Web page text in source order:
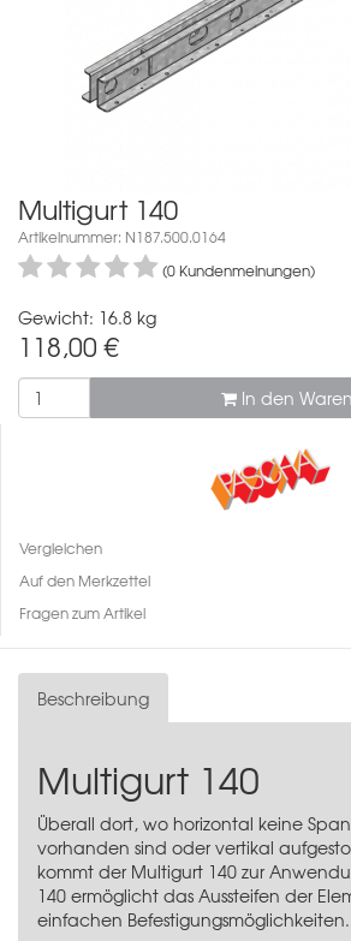
Multigurt 140
Artikelnummer: N187.500.0164
(0 Kundenmeinungen)
Gewicht: 16.8 kg
118,00 €
In den
Vergleichen
Auf den Merkzettel
Fragen zum Artikel
Beschreibung
Multigurt 140
Überall dort, wo horizontal keine
vorhanden sind oder vertikal
kommt der Multigurt 140 zur
140 ermöglicht das Aussteifen der
einfachen Befestigungsmöglichkeiten.